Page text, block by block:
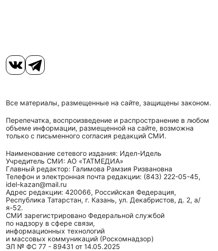
Все материалы, размещенные на сайте, защищены законом.
Перепечатка, воспроизведение и распространение в любом
объеме информации, размещенной на сайте, возможна
только с письменного согласия редакций СМИ.
Наименование сетевого издания: Идел-Идель
Учредитель СМИ: АО «ТАТМЕДИА»
Главный редактор: Галимова Рамзия Ризвановна
Телефон и электронная почта редакции: (843) 222-05-45,
idel-kazan@mail.ru
Адрес редакции: 420066, Российская Федерация,
Республика Татарстан, г. Казань, ул. Декабристов, д. 2, а/
я-52.
СМИ зарегистрировано Федеральной службой
по надзору в сфере связи,
информационных технологий
и массовых коммуникаций (Роскомнадзор)
ЭЛ № ФС 77 - 89431 от 14.05.2025